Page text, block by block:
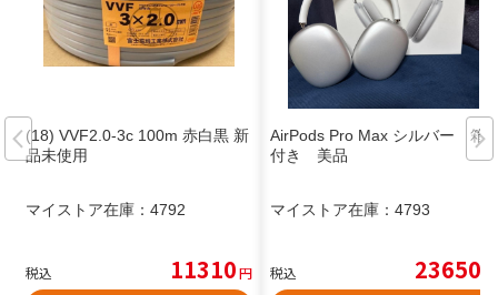
(18) VVF2.0-3c 100m 赤白黒 新
品未使用
マイストア在庫： 4792
税込 11310円
AirPods Pro Max シルバー 箱
付き 美品
マイストア在庫： 4793
税込 23650